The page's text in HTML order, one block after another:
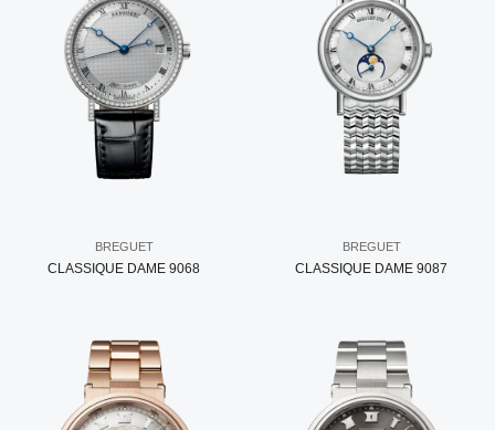
BREGUET
CLASSIQUE DAME 9068
BREGUET
CLASSIQUE DAME 9087